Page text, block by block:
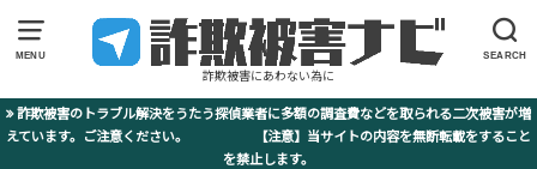
MENU SEARCH
詐欺被害にあわない為に
詐欺被害のトラブル解決をうたう探偵業者に多額の調査費などを取られる二次被害が増
えています。ご注意ください。 【注意】当サイトの内容を無断転載をすること
を禁止します。